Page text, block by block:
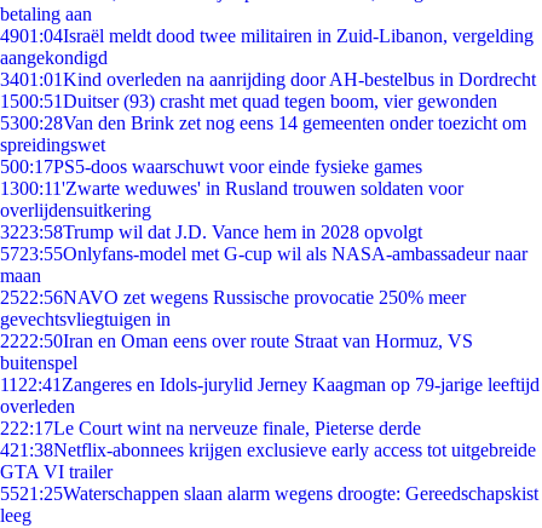
betaling aan
4901:04Israël meldt dood twee militairen in Zuid-Libanon, vergelding
aangekondigd
3401:01Kind overleden na aanrijding door AH-bestelbus in Dordrecht
1500:51Duitser (93) crasht met quad tegen boom, vier gewonden
5300:28Van den Brink zet nog eens 14 gemeenten onder toezicht om
spreidingswet
500:17PS5-doos waarschuwt voor einde fysieke games
1300:11'Zwarte weduwes' in Rusland trouwen soldaten voor
overlijdensuitkering
3223:58Trump wil dat J.D. Vance hem in 2028 opvolgt
5723:55Onlyfans-model met G-cup wil als NASA-ambassadeur naar
maan
2522:56NAVO zet wegens Russische provocatie 250% meer
gevechtsvliegtuigen in
2222:50Iran en Oman eens over route Straat van Hormuz, VS
buitenspel
11 22:41 Zangeres en Idols-jurylid Jerney Kaagman op 79-jarige leeftijd
overleden
222:17Le Court wint na nerveuze finale, Pieterse derde
421:38Netflix-abonnees krijgen exclusieve early access tot uitgebreide
GTA VI trailer
5521:25Waterschappen slaan alarm wegens droogte: Gereedschapskist
leeg